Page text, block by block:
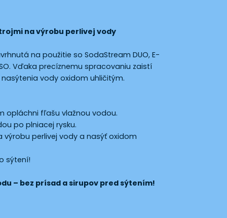
na výrobu perlivej vody
na použitie so SodaStream DUO, E-
Vďaka precíznemu spracovaniu zaistí
vody oxidom uhličitým.
opláchni fľašu vlažnou vodou.
po plniacej rysku.
výrobu perlivej vody a nasýť oxidom
sýtení!
– bez prísad a sirupov pred sýtením!